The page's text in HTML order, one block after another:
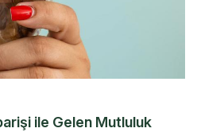
ile Gelen Mutluluk